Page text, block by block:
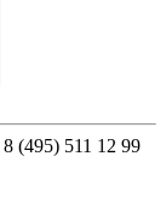
8 (495) 511 12 99